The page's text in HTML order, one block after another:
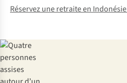
Réservez une retraite en Indonésie